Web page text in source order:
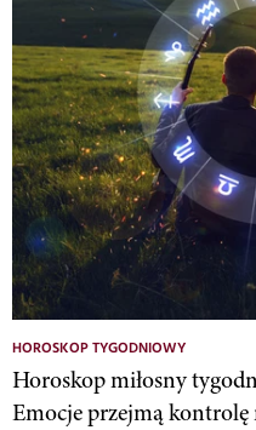
HOROSKOP TYGODNIOWY
Horoskop miłosny
Emocje przejmą kontrolę